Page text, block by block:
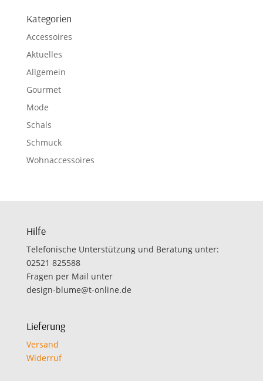
Kategorien
Accessoires
Aktuelles
Allgemein
Gourmet
Mode
Schals
Schmuck
Wohnaccessoires
Hilfe
Telefonische Unterstützung und Beratung unter:
02521 825588
Fragen per Mail unter
design-blume@t-online.de
Lieferung
Versand
Widerruf